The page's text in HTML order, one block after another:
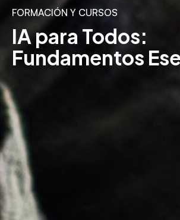
FORMACIÓN Y CURSOS
IA para Todos:
Fundamentos